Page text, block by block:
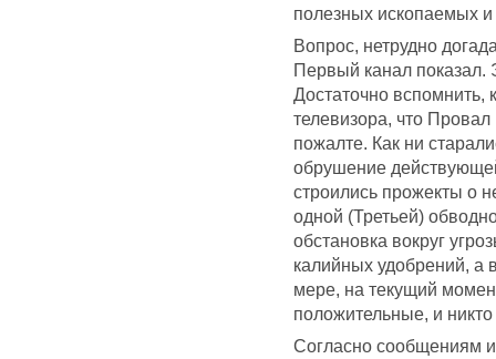
полезных ископаемых
Вопрос, нетрудно
Первый канал показал.
Достаточно вспомнить,
телевизора, что
пожалте. Как ни
обрушение
строились прожекты о
одной (Третьей)
обстановка вокруг
калийных удобрений, а
мере, на текущий
положительные, и
Согласно сообщениям